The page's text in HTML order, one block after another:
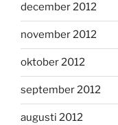
december 2012
november 2012
oktober 2012
september 2012
augusti 2012